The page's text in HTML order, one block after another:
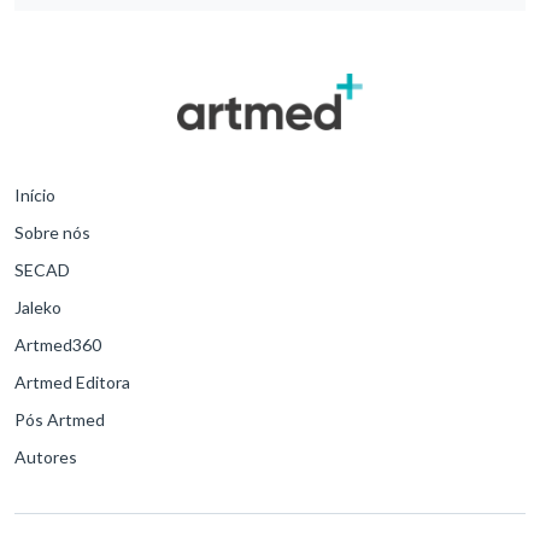
Início
Sobre nós
SECAD
Jaleko
Artmed360
Artmed Editora
Pós Artmed
Autores